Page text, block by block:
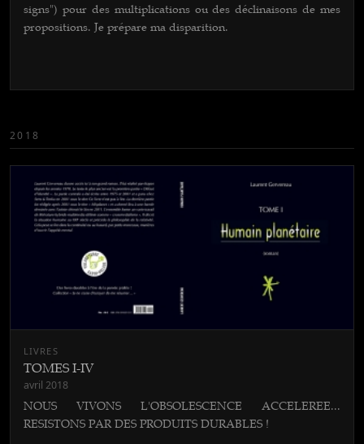
signs") pour des multiplications ou des déclinaisons de mes
propositions. Je prépare ma disparition.
2018
LIVRES
TOMES I-IV
avril 2018
NOUS VIVONS L'OBSOLESCENCE ACCELEREE...
RESISTONS PAR DES PRODUITS DURABLES !